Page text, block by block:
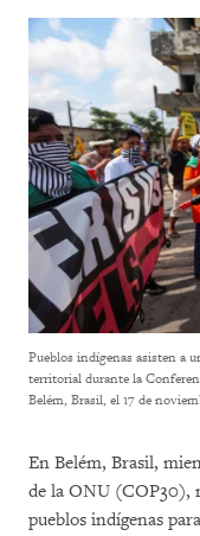
Pueblos indígenas asisten a
territorial durante la
Belém, Brasil, el 17 de
En Belém, Brasil,
de la ONU (COP30),
pueblos indígenas